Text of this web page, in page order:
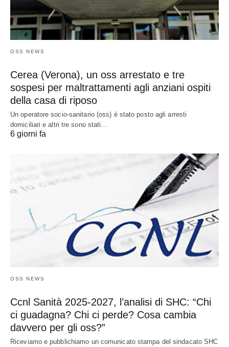
OSS NEWS
Cerea (Verona), un oss arrestato e tre
sospesi per maltrattamenti agli anziani ospiti
della casa di riposo
Un operatore socio-sanitario (oss) è stato posto agli arresti
domiciliari e altri tre sono stati…
6 giorni fa
OSS NEWS
Ccnl Sanità 2025-2027, l’analisi di SHC: “Chi
ci guadagna? Chi ci perde? Cosa cambia
davvero per gli oss?”
Riceviamo e pubblichiamo un comunicato stampa del sindacato SHC